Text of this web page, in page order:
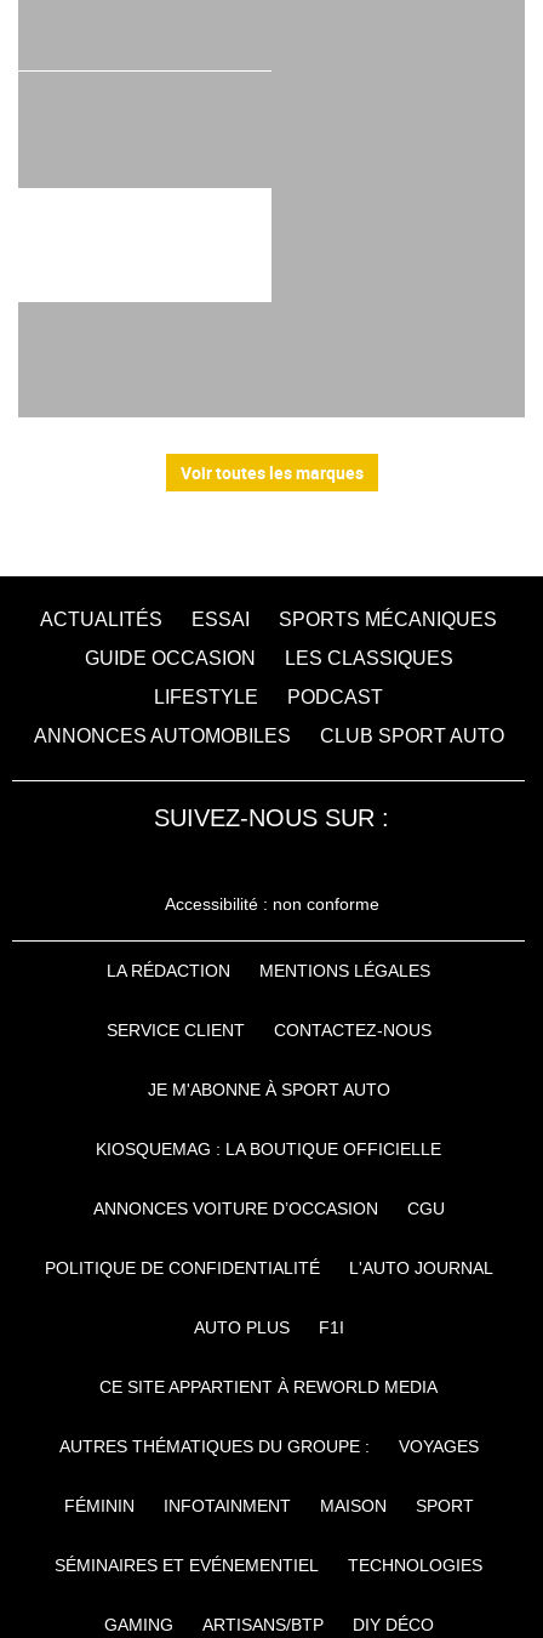
Voir toutes les marques
ACTUALITÉS ESSAI
SPORTS MÉCANIQUES
GUIDE OCCASION
LES CLASSIQUES
LIFESTYLE
PODCAST
ANNONCES AUTOMOBILES
CLUB SPORT AUTO
SUIVEZ-NOUS SUR :
Accessibilité : non conforme
LA RÉDACTION MENTIONS LÉGALES
SERVICE CLIENT CONTACTEZ-NOUS
JE M'ABONNE À SPORT AUTO
KIOSQUEMAG : LA BOUTIQUE OFFICIELLE
ANNONCES VOITURE D’OCCASION CGU
POLITIQUE DE CONFIDENTIALITÉ L'AUTO JOURNAL
AUTO PLUS F1I
CE SITE APPARTIENT À REWORLD MEDIA
AUTRES THÉMATIQUES DU GROUPE : VOYAGES
FÉMININ INFOTAINMENT MAISON SPORT
SÉMINAIRES ET EVÉNEMENTIEL TECHNOLOGIES
GAMING ARTISANS/BTP DIY DÉCO